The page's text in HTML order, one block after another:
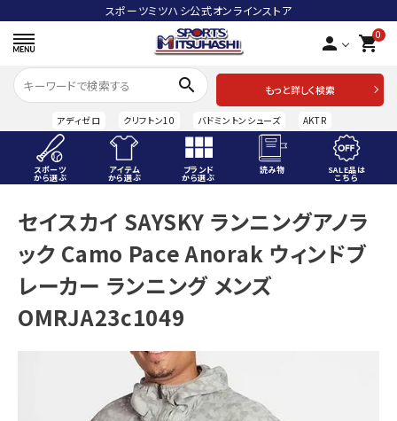
スポーツミツハシ公式オンラインストア
person 0
shopping_cart
search
もっと詳しく検索
アディゼロ クリフトン10 バドミントンシューズ AKTR
スポーツ
から選ぶ
アイテム
から選ぶ
ブランド
から選ぶ
読み物 SALE品は
こちら
ACCOUNT MENU
ようこそ ゲスト 様
meeting_room ログイン person 会員登録
スポーツから選ぶ
ブランドから選ぶ
セイスカイ SAYSKY ランニングアノラ
ック Camo Pace Anorak ウィンドブ
レーカー ランニング メンズ
OMRJA23c1049